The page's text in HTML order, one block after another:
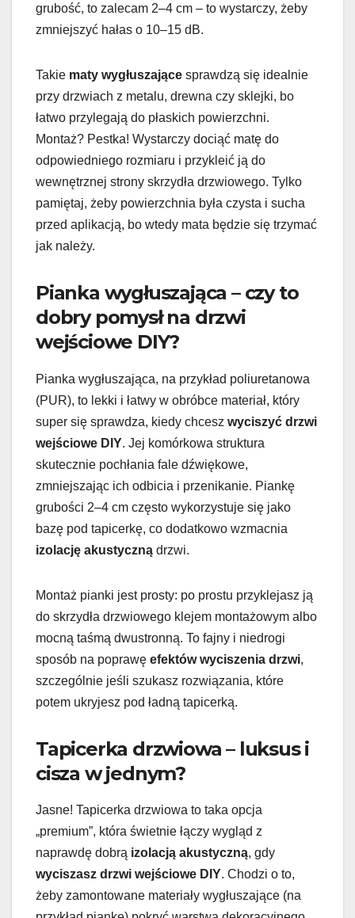
grubość, to zalecam 2–4 cm – to wystarczy, żeby
zmniejszyć hałas o 10–15 dB.
Takie maty wygłuszające sprawdzą się idealnie
przy drzwiach z metalu, drewna czy sklejki, bo
łatwo przylegają do płaskich powierzchni.
Montaż? Pestka! Wystarczy dociąć matę do
odpowiedniego rozmiaru i przykleić ją do
wewnętrznej strony skrzydła drzwiowego. Tylko
pamiętaj, żeby powierzchnia była czysta i sucha
przed aplikacją, bo wtedy mata będzie się trzymać
jak należy.
Pianka wygłuszająca – czy to
dobry pomysł na drzwi
wejściowe DIY?
Pianka wygłuszająca, na przykład poliuretanowa
(PUR), to lekki i łatwy w obróbce materiał, który
super się sprawdza, kiedy chcesz wyciszyć drzwi
wejściowe DIY. Jej komórkowa struktura
skutecznie pochłania fale dźwiękowe,
zmniejszając ich odbicia i przenikanie. Piankę
grubości 2–4 cm często wykorzystuje się jako
bazę pod tapicerkę, co dodatkowo wzmacnia
izolację akustyczną drzwi.
Montaż pianki jest prosty: po prostu przyklejasz ją
do skrzydła drzwiowego klejem montażowym albo
mocną taśmą dwustronną. To fajny i niedrogi
sposób na poprawę efektów wyciszenia drzwi,
szczególnie jeśli szukasz rozwiązania, które
potem ukryjesz pod ładną tapicerką.
Tapicerka drzwiowa – luksus i
cisza w jednym?
Jasne! Tapicerka drzwiowa to taka opcja
„premium”, która świetnie łączy wygląd z
naprawdę dobrą izolacją akustyczną, gdy
wyciszasz drzwi wejściowe DIY. Chodzi o to,
żeby zamontowane materiały wygłuszające (na